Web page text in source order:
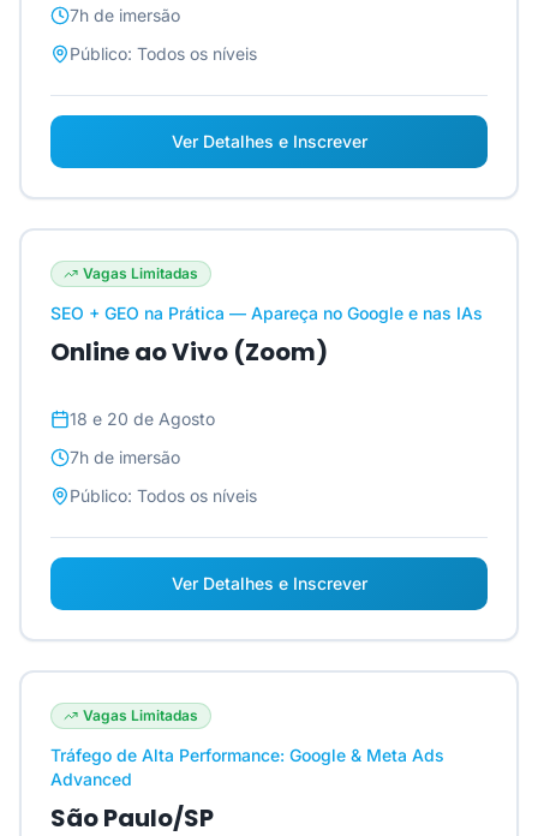
7h de imersão
Público: Todos os níveis
Ver Detalhes e Inscrever
Vagas Limitadas
SEO + GEO na Prática — Apareça no Google e nas IAs
Online ao Vivo (Zoom)
18 e 20 de Agosto
7h de imersão
Público: Todos os níveis
Ver Detalhes e Inscrever
Vagas Limitadas
Tráfego de Alta Performance: Google & Meta Ads
Advanced
São Paulo/SP